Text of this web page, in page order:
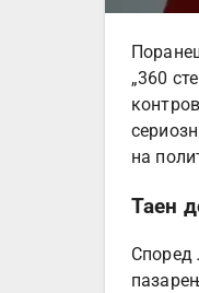
„360
на
Таен
Според